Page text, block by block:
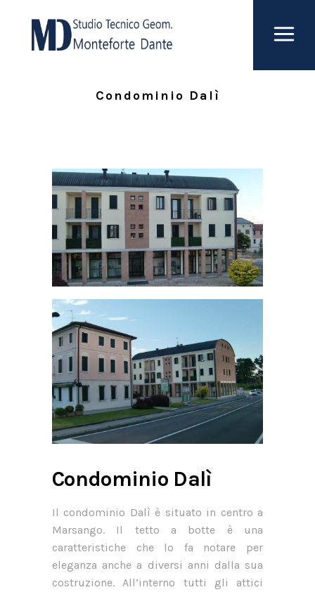
Condominio Dalì
Condominio Dalì
Il condominio Dalì è situato in centro a
Marsango. Il tetto a botte è una
caratteristiche che lo fa notare per
eleganza anche a diversi anni dalla sua
costruzione. All’interno tutti gli attici